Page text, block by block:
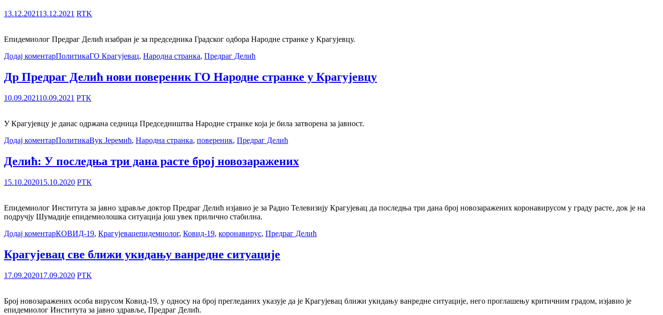
13.12.202113.12.2021 RTK
Епидемиолог Предраг Делић изабран је за председника Градског одбора Народне странке у Крагујевцу.
Додај коментарПолитикаГО Крагујевац, Народна странка, Предраг Делић
Др Предраг Делић нови повереник ГО Народне странке у Крагујевцу
10.09.202110.09.2021 РТК
У Крагујевцу је данас одржана седница Председништва Народне странке која је била затворена за јавност.
Додај коментарПолитикаВук Јеремић, Народна странка, повереник, Предраг Делић
Делић: У последња три дана расте број новозаражених
15.10.202015.10.2020 РТК
Епидемиолог Института за јавно здравље доктор Предраг Делић изјавио је за Радио Телевизију Крагујевац да последња три дана број новозаражених коронавирусом у граду расте, док је на
подручју Шумадије епидемиолошка ситуација још увек прилично стабилна.
Додај коментарКОВИД-19, Крагујевацепидемиолог, Ковид-19, коронавирус, Предраг Делић
Крагујевац све ближи укидању ванредне ситуације
17.09.202017.09.2020 РТК
Број новозаражених особа вирусом Ковид-19, у односу на број прегледаних указује да је Крагујевац ближи укидању ванредне ситуације, него проглашењу критичним градом, изјавио је
епидемиолог Института за јавно здравље, Предраг Делић.